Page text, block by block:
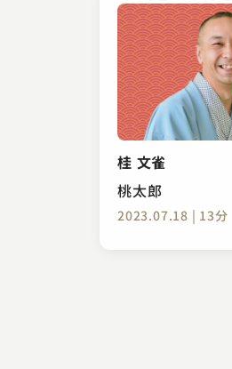
桂 文雀
桃太郎
2023.07.18 | 13分